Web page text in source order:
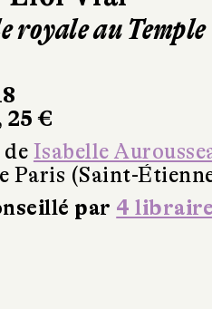
royale au Temple
25 €
Isabelle
Paris (Saint-
par 4